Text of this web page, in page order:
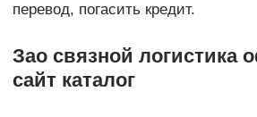
перевод, погасить кредит.
Зао связной логистика
сайт каталог